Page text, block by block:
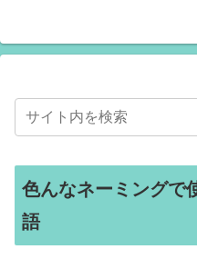
色んなネーミングで
語